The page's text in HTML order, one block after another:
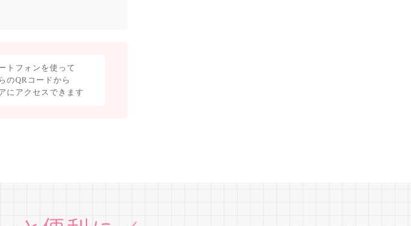
トフォンを使って
のQRコードから
にアクセスできます